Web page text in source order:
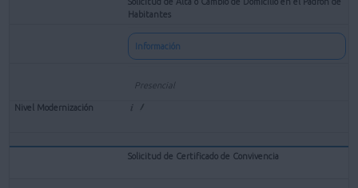
Habitantes
Información
Presencial
Solicitud de Certificado de Convivencia